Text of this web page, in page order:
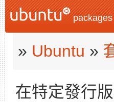
packages
» Ubuntu »
在特定發行